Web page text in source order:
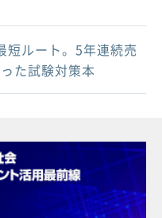
短ルート。5年連続売
た試験対策本